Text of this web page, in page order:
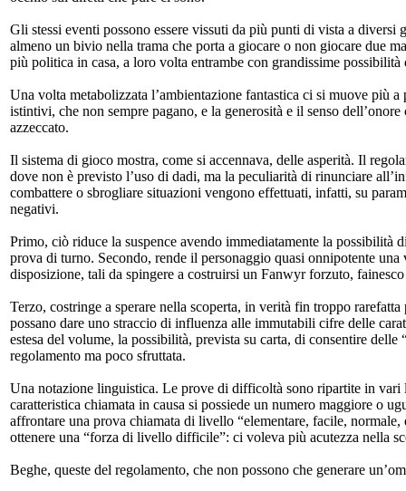
Gli stessi eventi possono essere vissuti da più punti di vista a
almeno un bivio nella trama che porta a giocare o non giocare due
più politica in casa, a loro volta entrambe con grandissime possibilità
Una volta metabolizzata l’ambientazione fantastica ci si muove più
istintivi, che non sempre pagano, e la generosità e il senso
azzeccato.
Il sistema di gioco mostra, come si accennava, delle asperità. Il
dove non è previsto l’uso di dadi, ma la peculiarità di rinunciare
combattere o sbrogliare situazioni vengono effettuati, infatti, su
negativi.
Primo, ciò riduce la suspence avendo immediatamente la possibilità
prova di turno. Secondo, rende il personaggio quasi onnipotente
disposizione, tali da spingere a costruirsi un Fanwyr forzuto,
Terzo, costringe a sperare nella scoperta, in verità fin troppo
possano dare uno straccio di influenza alle immutabili cifre delle
estesa del volume, la possibilità, prevista su carta, di consentire
regolamento ma poco sfruttata.
Una notazione linguistica. Le prove di difficoltà sono ripartite in
caratteristica chiamata in causa si possiede un numero maggiore o
affrontare una prova chiamata di livello “elementare, facile,
ottenere una “forza di livello difficile”: ci voleva più acutezza nella
Beghe, queste del regolamento, che non possono che generare